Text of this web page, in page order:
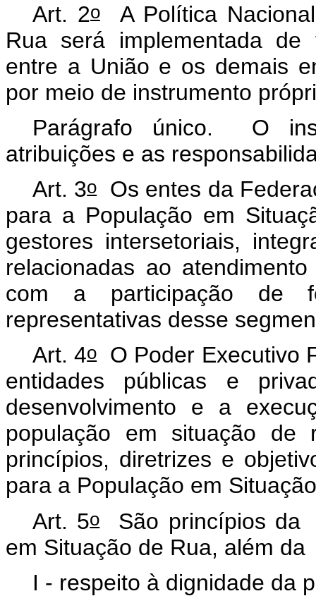
Art. 2oA Política Nacional
Rua será implementada de
entre a União e os demais
por meio de instrumento
Parágrafo único. O
atribuições e as
Art. 3oOs entes da
para a População em
gestores intersetoriais,
relacionadas ao
com a participação de
representativas desse
Art. 4oO Poder Executivo
entidades públicas e
desenvolvimento e a
população em situação
princípios, diretrizes e
para a População em
Art. 5oSão princípios da
em Situação de Rua, além
I - respeito à dignidade da